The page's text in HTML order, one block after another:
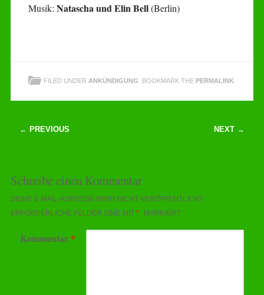
Musik: Natascha und Elin Bell(Berlin)
FILED UNDER ANKÜNDIGUNG . BOOKMARK THE PERMALINK
Post navigation
← PREVIOUS NEXT →
Schreibe einen Kommentar
DEINE E-MAIL-ADRESSE WIRD NICHT VERÖFFENTLICHT.
ERFORDERLICHE FELDER SIND MIT * MARKIERT
Kommentar *